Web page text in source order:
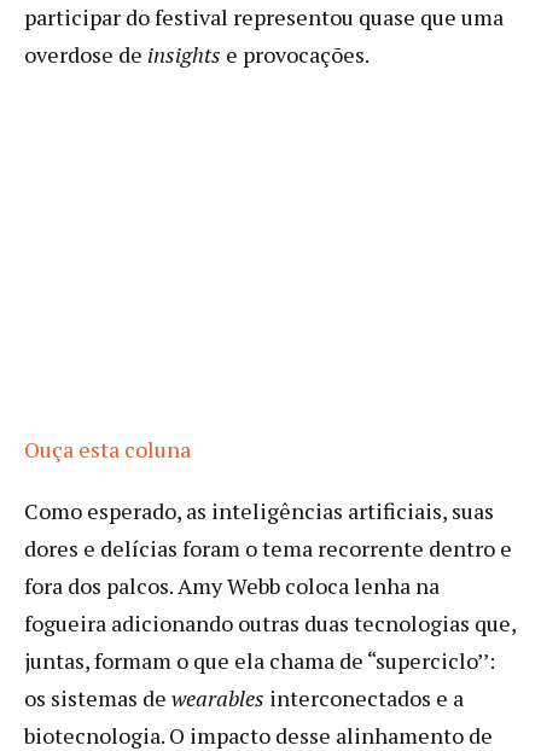
participar do festival representou quase que uma
overdose de insights e provocações.
Ouça esta coluna
Como esperado, as inteligências artificiais, suas
dores e delícias foram o tema recorrente dentro e
fora dos palcos. Amy Webb coloca lenha na
fogueira adicionando outras duas tecnologias que,
juntas, formam o que ela chama de “superciclo’’:
os sistemas de wearables interconectados e a
biotecnologia. O impacto desse alinhamento de